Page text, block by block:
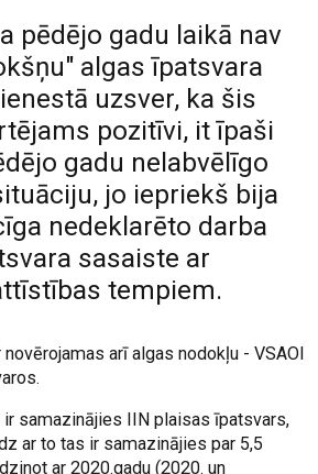
pēdējo gadu laikā nav
algas īpatsvara
uzsver, ka šis
pozitīvi, it īpaši
gadu nelabvēlīgo
jo iepriekš bija
nedeklarēto darba
sasaiste ar
tempiem.
arī algas nodokļu - VSAOI
samazinājies IIN plaisas īpatsvars,
ar to tas ir samazinājies par 5,5
ar 2020.gadu (2020. un